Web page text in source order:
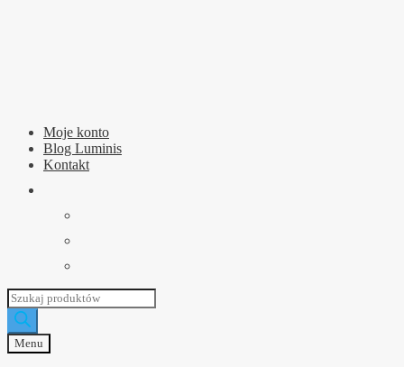
Moje konto
Blog Luminis
Kontakt
Wyszukiwarka
produktów
Menu